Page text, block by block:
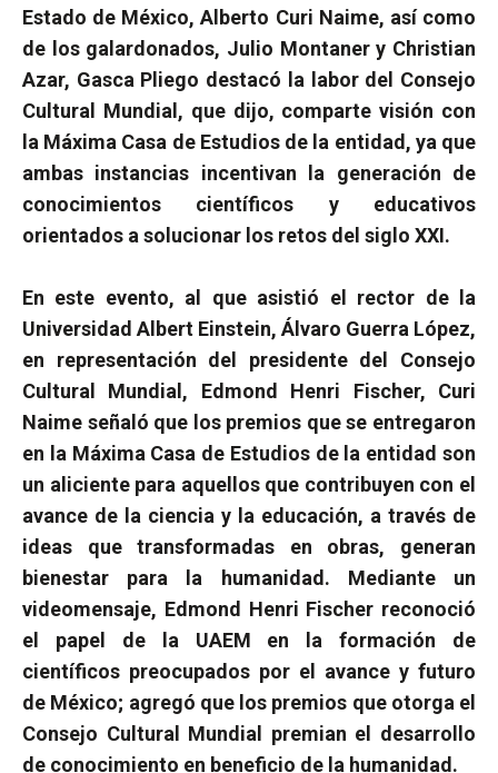
Estado de México, Alberto Curi Naime, así como
de los galardonados, Julio Montaner y Christian
Azar, Gasca Pliego destacó la labor del Consejo
Cultural Mundial, que dijo, comparte visión con
la Máxima Casa de Estudios de la entidad, ya que
ambas instancias incentivan la generación de
conocimientos científicos y educativos
orientados a solucionar los retos del siglo XXI.
En este evento, al que asistió el rector de la
Universidad Albert Einstein, Álvaro Guerra López,
en representación del presidente del Consejo
Cultural Mundial, Edmond Henri Fischer, Curi
Naime señaló que los premios que se entregaron
en la Máxima Casa de Estudios de la entidad son
un aliciente para aquellos que contribuyen con el
avance de la ciencia y la educación, a través de
ideas que transformadas en obras, generan
bienestar para la humanidad. Mediante un
videomensaje, Edmond Henri Fischer reconoció
el papel de la UAEM en la formación de
científicos preocupados por el avance y futuro
de México; agregó que los premios que otorga el
Consejo Cultural Mundial premian el desarrollo
de conocimiento en beneficio de la humanidad.